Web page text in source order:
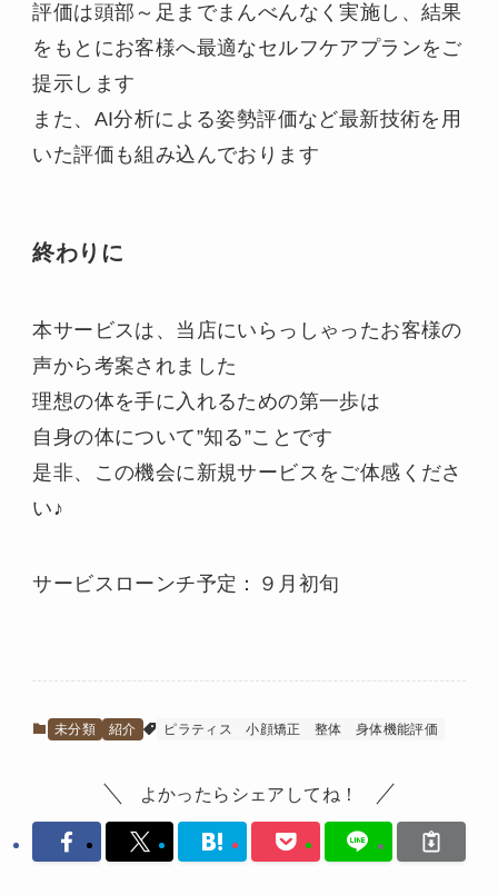
評価は頭部～足までまんべんなく実施し、結果
をもとにお客様へ最適なセルフケアプランをご
提示します
また、AI分析による姿勢評価など最新技術を用
いた評価も組み込んでおります
終わりに
本サービスは、当店にいらっしゃったお客様の
声から考案されました
理想の体を手に入れるための第一歩は
自身の体について”知る”ことです
是非、この機会に新規サービスをご体感くださ
い♪
サービスローンチ予定：９月初旬
未分類 紹介 ピラティス 小顔矯正 整体 身体機能評価
よかったらシェアしてね！